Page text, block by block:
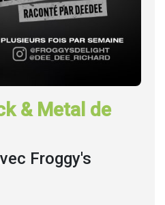
& Metal de
Froggy's